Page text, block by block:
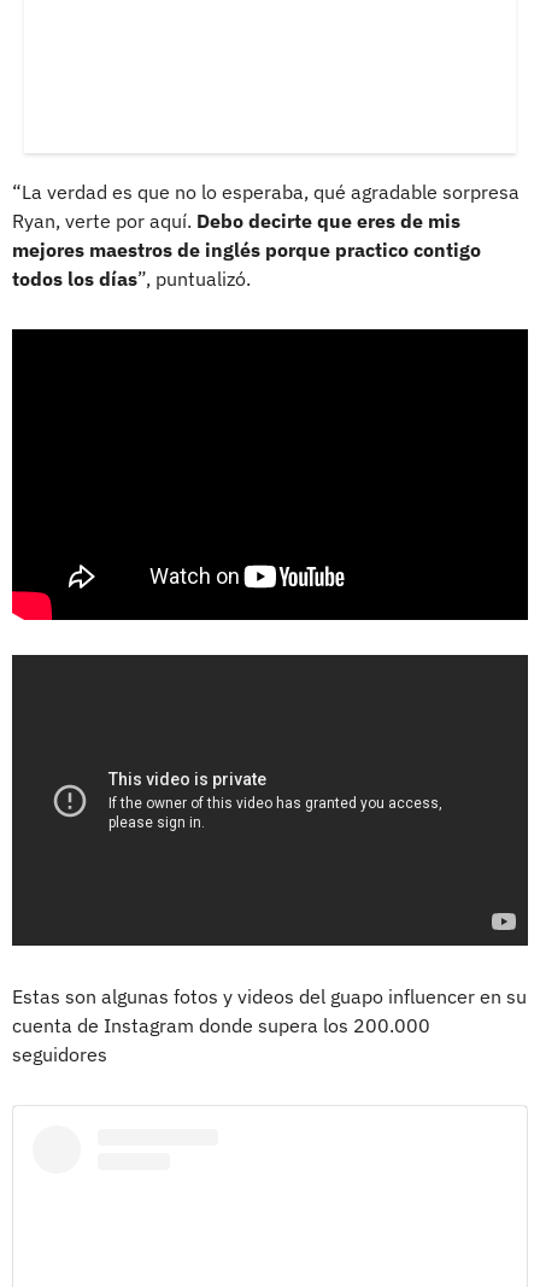
“La verdad es que no lo esperaba, qué agradable sorpresa
Ryan, verte por aquí. Debo decirte que eres de mis
mejores maestros de inglés porque practico contigo
todos los días”, puntualizó.
Estas son algunas fotos y videos del guapo influencer en su
cuenta de Instagram donde supera los 200.000
seguidores